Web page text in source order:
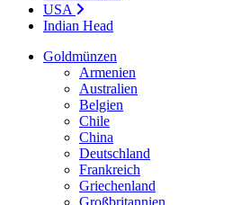
USA
Indian Head
Goldmünzen
Armenien
Australien
Belgien
Chile
China
Deutschland
Frankreich
Griechenland
Großbritannien